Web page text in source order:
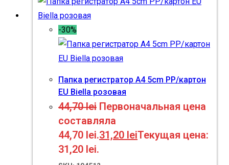
-30%
Папка регистратор A4 5cm PP/картон
EU Biella розовая
44,70lei Первоначальная цена
составляла
44,70 lei.31,20 leiТекущая цена:
31,20 lei.